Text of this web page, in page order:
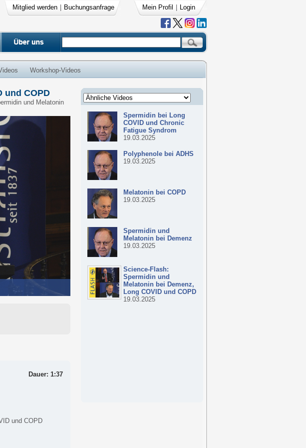
Mitglied werden Buchungsanfrage Mein Profil Login
Workshop-Videos
Spermidin bei Long
COVID und Chronic
Fatigue Syndrom
19.03.2025
Polyphenole bei ADHS
19.03.2025
Melatonin bei COPD
19.03.2025
Spermidin und
Melatonin bei Demenz
19.03.2025
Science-Flash:
Spermidin und
Melatonin bei Demenz,
Long COVID und COPD
19.03.2025
und COPD
und Melatonin
Dauer: 1:37
und COPD